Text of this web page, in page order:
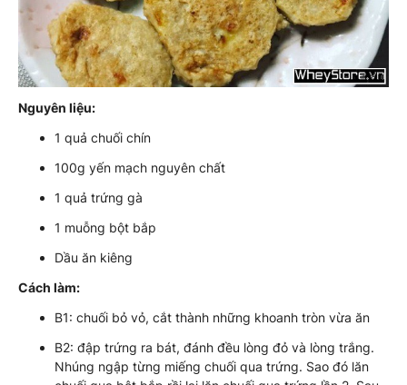
Nguyên liệu:
1 quả chuối chín
100g yến mạch nguyên chất
1 quả trứng gà
1 muỗng bột bắp
Dầu ăn kiêng
Cách làm:
B1: chuối bỏ vỏ, cắt thành những khoanh tròn vừa ăn
B2: đập trứng ra bát, đánh đều lòng đỏ và lòng trắng.
Nhúng ngập từng miếng chuối qua trứng. Sao đó lăn